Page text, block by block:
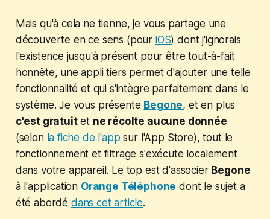
Mais qu'à cela ne tienne, je vous partage une
découverte en ce sens (pour iOS) dont j'ignorais
l'existence jusqu'à présent pour être tout-à-fait
honnête, une appli tiers permet d'ajouter une telle
fonctionnalité et qui s'intègre parfaitement dans le
système. Je vous présente Begone, et en plus
c'est gratuitet ne récolte aucune donnée
(selon la fiche de l'app sur l'App Store), tout le
fonctionnement et filtrage s'exécute localement
dans votre appareil. Le top est d'associer Begone
à l'application Orange Téléphone dont le sujet a
été abordé dans cet article.